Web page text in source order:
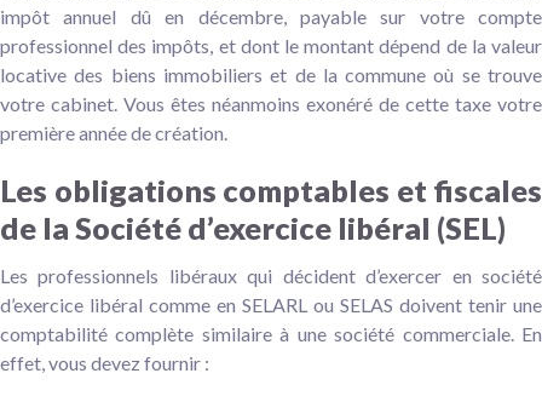
impôt annuel dû en décembre, payable sur votre compte
professionnel des impôts, et dont le montant dépend de la valeur
locative des biens immobiliers et de la commune où se trouve
votre cabinet. Vous êtes néanmoins exonéré de cette taxe votre
première année de création.
Les obligations comptables et fiscales
de la Société d’exercice libéral (SEL)
Les professionnels libéraux qui décident d’exercer en société
d’exercice libéral comme en SELARL ou SELAS doivent tenir une
comptabilité complète similaire à une société commerciale. En
effet, vous devez fournir :